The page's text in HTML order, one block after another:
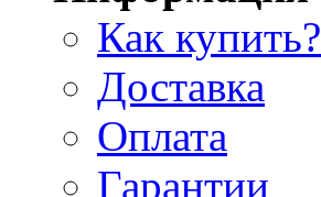
Как купить?
Доставка
Оплата
Гарантии